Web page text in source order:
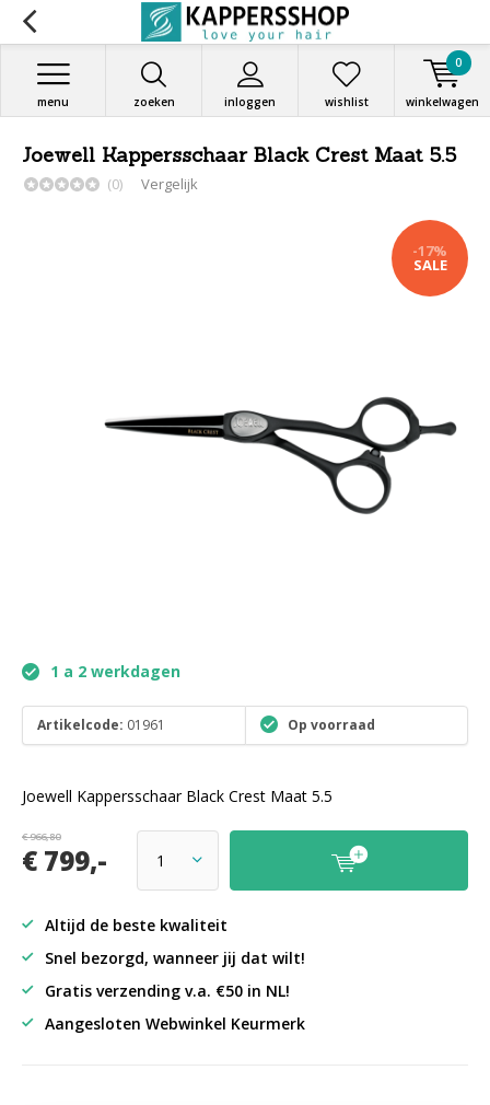
zoeken inloggen
menu wishlist winkelwagen
0
Joewell Kappersschaar Black Crest Maat 5.5
(0) Vergelijk
-17%
SALE
1 a 2 werkdagen
Artikelcode: 01961 Op voorraad
Joewell Kappersschaar Black Crest Maat 5.5
€ 966,80
€ 799,-
Altijd de beste kwaliteit
Snel bezorgd, wanneer jij dat wilt!
Gratis verzending v.a. €50 in NL!
Aangesloten Webwinkel Keurmerk